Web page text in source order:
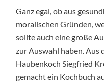
Ganz egal, ob aus
moralischen Gründen,
sollte auch eine große
zur Auswahl haben. Aus
Haubenkoch Siegfried
gemacht ein Kochbuch